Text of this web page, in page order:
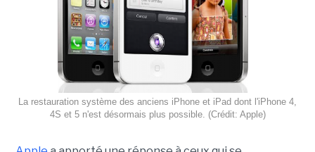
La restauration système des anciens iPhone et iPad dont l'iPhone 4,
4S et 5 n'est désormais plus possible. (Crédit: Apple)